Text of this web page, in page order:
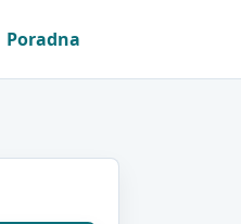
Poradna